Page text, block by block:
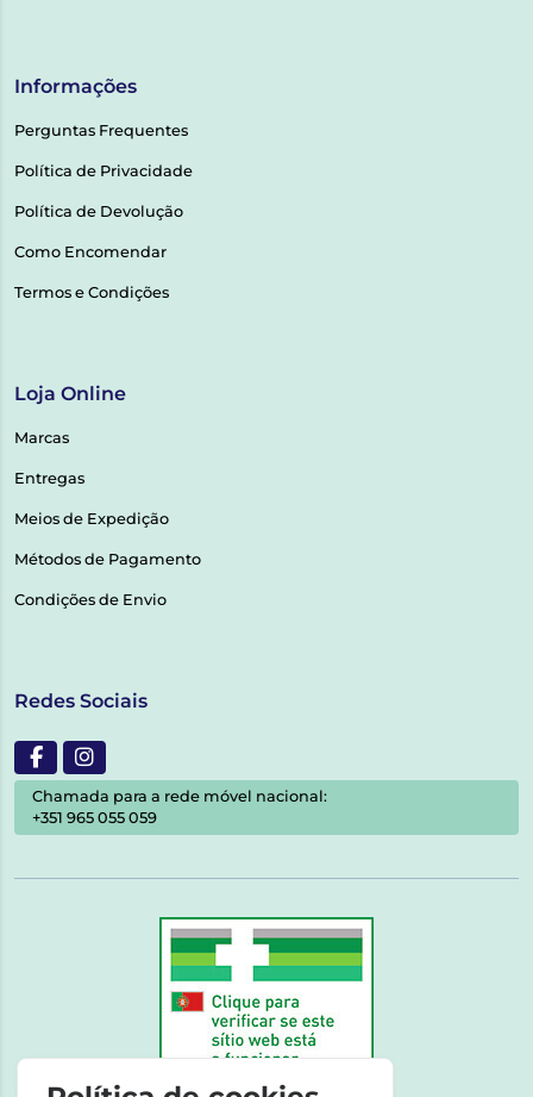
Informações
Perguntas Frequentes
Política de Privacidade
Política de Devolução
Como Encomendar
Termos e Condições
Loja Online
Marcas
Entregas
Meios de Expedição
Métodos de Pagamento
Condições de Envio
Redes Sociais
Chamada para a rede móvel nacional:
+351 965 055 059